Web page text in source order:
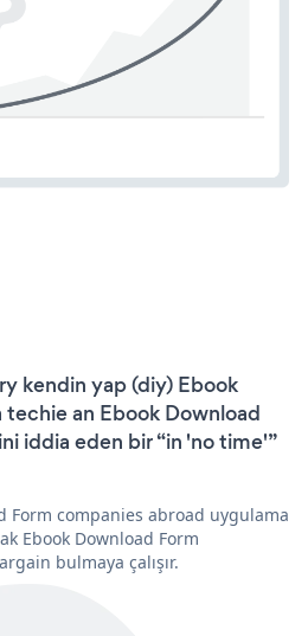
kendin yap (diy) Ebook
an Ebook Download
iddia eden bir “in 'no time'”
Form companies abroad uygulama
Ebook Download Form
bulmaya çalışır.